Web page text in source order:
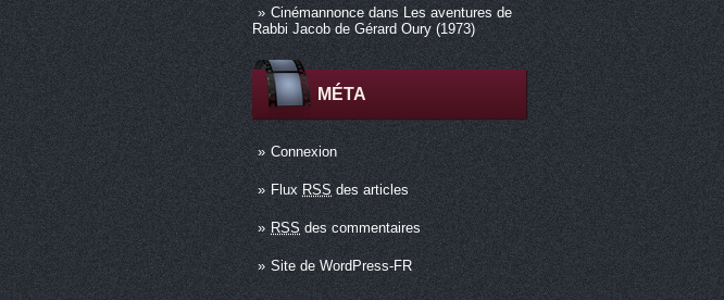
Cinémannonce dansLes aventures de
Rabbi Jacob de Gérard Oury (1973)
MÉTA
Connexion
Flux RSS des articles
RSSdes commentaires
Site de WordPress-FR